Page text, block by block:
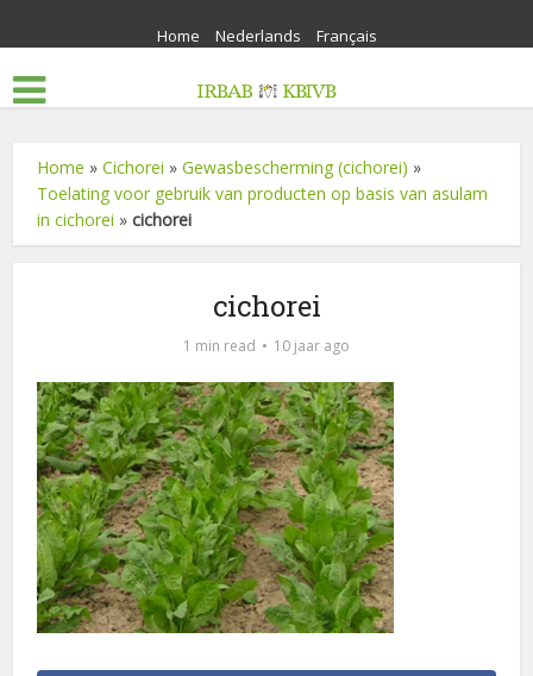
Home Nederlands Français
Home »Cichorei »Gewasbescherming (cichorei) »
Toelating voor gebruik van producten op basis van asulam
in cichorei »cichorei
cichorei
1 min read 10 jaar ago